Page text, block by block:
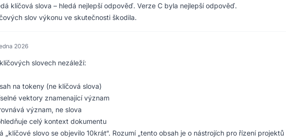
klíčová slova – hledá nejlepší odpověď. Verze C byla nejlepší odpověď.
slov výkonu ve skutečnosti škodila.
2026
slovech nezáleží:
na tokeny (ne klíčová slova)
vektory znamenající význam
význam, ne slova
celý kontext dokumentu
„klíčové slovo se objevilo 10krát“. Rozumí „tento obsah je o nástrojích pro řízení projektů